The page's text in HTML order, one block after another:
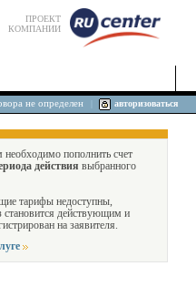
ПРОЕКТ
КОМПАНИИ
не определен авторизоваться
необходимо пополнить счет
действия выбранного
тарифы недоступны,
становится действующим и
на заявителя.